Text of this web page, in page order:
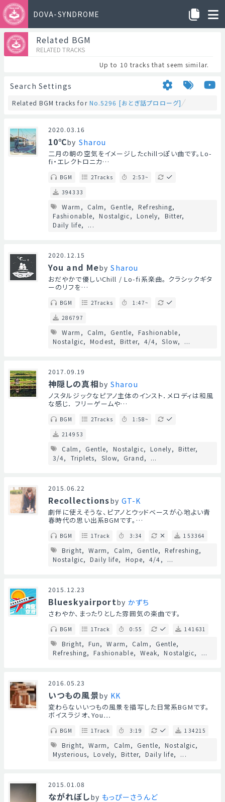
DOVA-SYNDROME
Related BGM
RELATED TRACKS
Up to 10 tracks that seem similar.
Search Settings
Related BGM tracks for No.5296 [おとぎ話プロローグ]
2020.03.16
10℃by Sharou
二月の朝の空気をイメージしたchillっぽい曲です。Lo-
fi・エレクトロニカ…
BGM 2Tracks
2:53~
394333
Warm Calm Gentle
Refreshing
Fashionable
Nostalgic Lonely
Bitter
Daily life
...
2020.12.15
You and Meby Sharou
おだやかで優しいChill / Lo-fi系楽曲。 クラシックギタ
ーのリフを…
BGM 2Tracks
1:47~
286797
Warm Calm Gentle
Fashionable
Nostalgic
Modest Bitter 4/4 Slow ...
2017.09.19
神隠しの真相by Sharou
ノスタルジックなピアノ主体のインスト．メロディは和風
な感じ． フリーゲームや…
BGM 2Tracks
1:58~
214953
Calm Gentle Nostalgic Lonely
Bitter
3/4
Triplets Slow Grand ...
2015.06.22
Recollectionsby GT-K
劇伴に使えそうな、ピアノとウッドベースが心地よい青
春時代の思い出系BGMです。…
BGM 1Track 3:34 153364
Bright Warm Calm Gentle
Refreshing
Nostalgic
Daily life Hope 4/4 ...
2015.12.23
Blueskyairportby かずち
さわやか、まったりとした雰囲気の楽曲です。
BGM 1Track 0:55 141631
Bright Fun Warm Calm
Gentle
Refreshing
Fashionable Weak Nostalgic ...
2016.05.23
いつもの風景by KK
変わらないいつもの風景を描写した日常系BGMです。
ボイスラジオ、You…
BGM 1Track 3:19 134215
Bright Warm Calm Gentle
Nostalgic
Mysterious
Lovely Bitter Daily life ...
2015.01.08
ながれぼしby もっぴーさうんど